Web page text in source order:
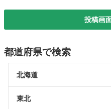
投稿画
都道府県で検索
北海道
東北